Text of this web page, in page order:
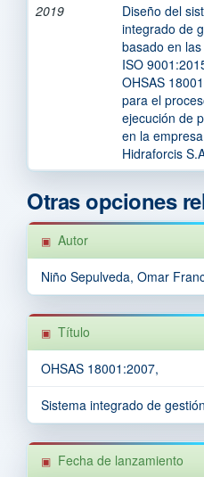
2019
Diseño del
integrado de
basado en
ISO
OHSAS
para el
ejecución de
en la empresa
Hidraforcis
Otras opciones
Autor
Niño Sepulveda, Omar
Título
OHSAS 18001:2007,
Sistema integrado de
Fecha de lanzamiento